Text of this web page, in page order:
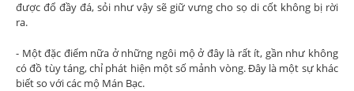
được đổ đầy đá, sỏi như vậy sẽ giữ vưng cho sọ di cốt không bị rời
ra.
- Một đặc điểm nữa ở những ngôi mộ ở đây là rất ít, gần như không
có đồ tùy táng, chỉ phát hiện một số mảnh vòng. Đây là một sự khác
biết so với các mộ Mán Bạc.